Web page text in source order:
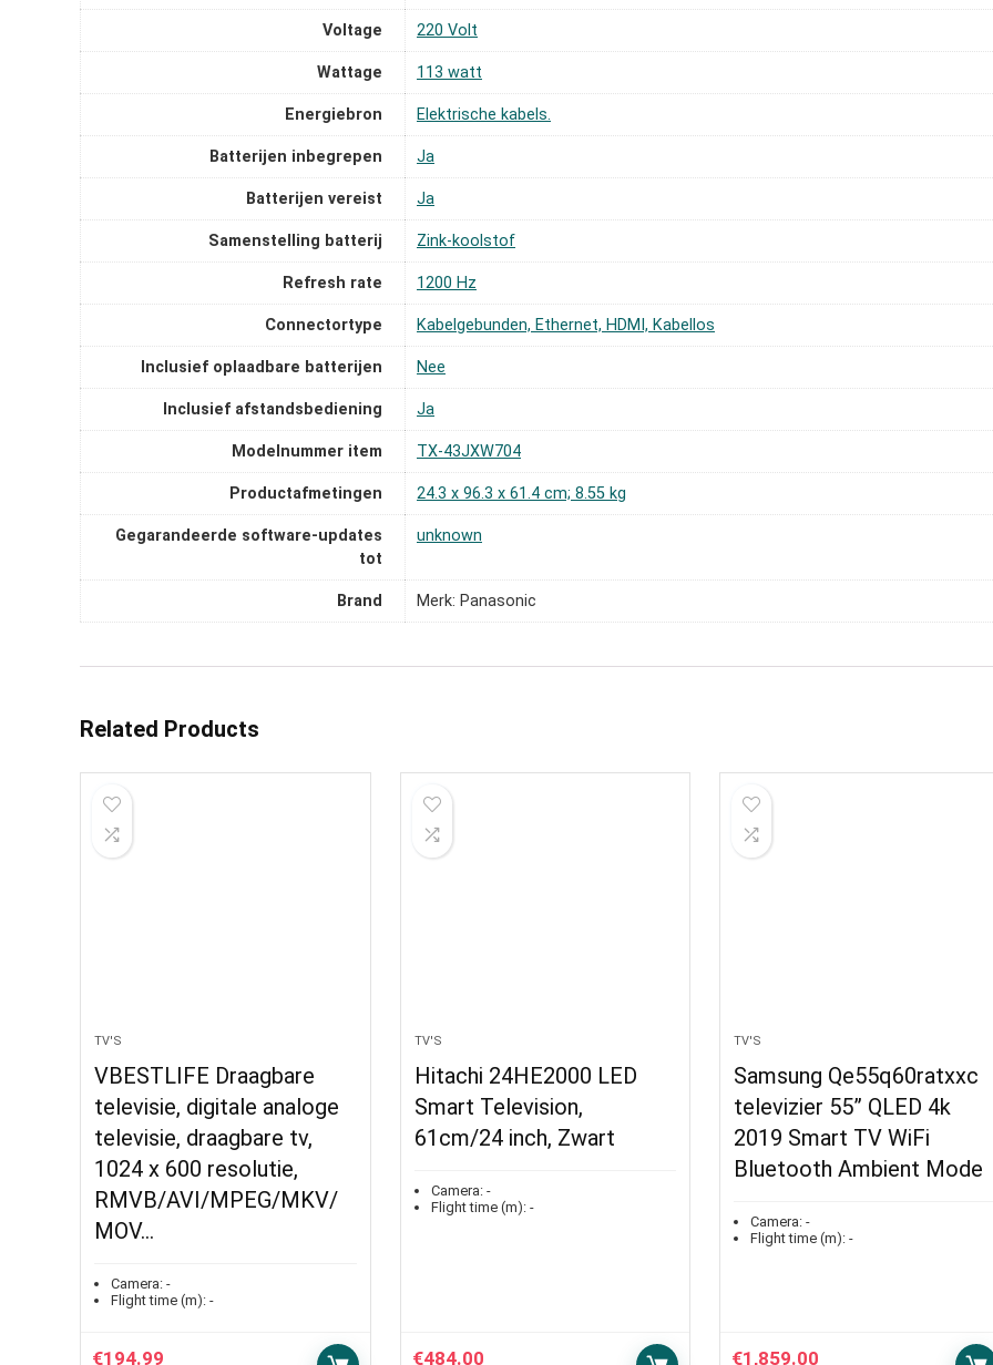
Voltage ‎220 Volt
Wattage ‎113 watt
Energiebron ‎Elektrische kabels.
Batterijen inbegrepen ‎Ja
Batterijen vereist ‎Ja
Samenstelling batterij ‎Zink-koolstof
Refresh rate ‎1200 Hz
Connectortype ‎Kabelgebunden, Ethernet, HDMI, Kabellos
Inclusief oplaadbare batterijen ‎Nee
Inclusief afstandsbediening ‎Ja
Modelnummer item ‎TX-43JXW704
Productafmetingen ‎24.3 x 96.3 x 61.4 cm; 8.55 kg
Gegarandeerde software-updates
tot
‎unknown
Brand Merk: Panasonic
Related Products
TV'S
VBESTLIFE Draagbare
televisie, digitale analoge
televisie, draagbare tv,
1024 x 600 resolutie,
RMVB/AVI/MPEG/MKV/
MOV…
Camera: -
Flight time (m): -
€194.99
TV'S
Hitachi 24HE2000 LED
Smart Television,
61cm/24 inch, Zwart
Camera:-
Flight time (m):-
€484.00
TV'S
Samsung Qe55q60ratxxc
televizier 55” QLED 4k
2019 Smart TV WiFi
Bluetooth Ambient Mode
Camera: -
Flight time (m): -
€1,859.00